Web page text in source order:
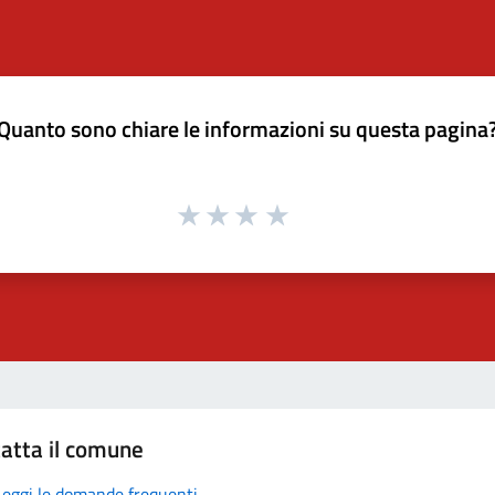
sono chiare le informazioni su questa
il comune